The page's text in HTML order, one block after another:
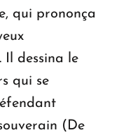
qui prononça
Il dessina le
qui se
(De